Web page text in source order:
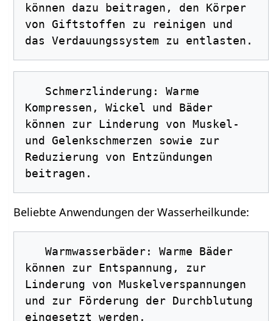
können dazu beitragen, den Körper
von Giftstoffen zu reinigen und
Kompressen, Wickel und Bäder
können zur Linderung von Muskel-
und Gelenkschmerzen sowie zur
Reduzierung von Entzündungen
Beliebte Anwendungen der Wasserheilkunde:
   Warmwasserbäder: Warme Bäder
können zur Entspannung, zur
Linderung von Muskelverspannungen
und zur Förderung der Durchblutung